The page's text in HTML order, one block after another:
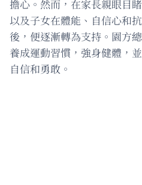
擔心。然而，在家長親眼目
以及子女在體能、自信心和
後，便逐漸轉為支持。園方
養成運動習慣，強身健體，
自信和勇敢。